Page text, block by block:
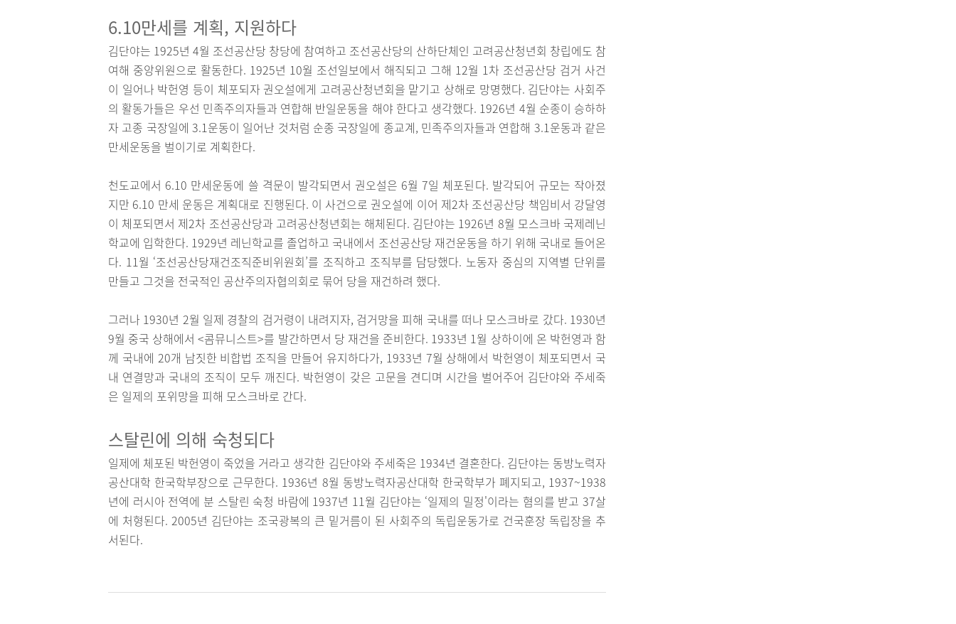
6.10만세를 계획, 지원하다
김단야는 1925년 4월 조선공산당 창당에 참여하고 조선공산당의 산하단체인 고려공산청년회 창립에도 참
여해 중앙위원으로 활동한다. 1925년 10월 조선일보에서 해직되고 그해 12월 1차 조선공산당 검거 사건
이 일어나 박헌영 등이 체포되자 권오설에게 고려공산청년회을 맡기고 상해로 망명했다. 김단야는 사회주
의 활동가들은 우선 민족주의자들과 연합해 반일운동을 해야 한다고 생각했다. 1926년 4월 순종이 승하하
자 고종 국장일에 3.1운동이 일어난 것처럼 순종 국장일에 종교계, 민족주의자들과 연합해 3.1운동과 같은
만세운동을 벌이기로 계획한다.
천도교에서 6.10 만세운동에 쓸 격문이 발각되면서 권오설은 6월 7일 체포된다. 발각되어 규모는 작아졌
지만 6.10 만세 운동은 계획대로 진행된다. 이 사건으로 권오설에 이어 제2차 조선공산당 책임비서 강달영
이 체포되면서 제2차 조선공산당과 고려공산청년회는 해체된다. 김단야는 1926년 8월 모스크바 국제레닌
학교에 입학한다. 1929년 레닌학교를 졸업하고 국내에서 조선공산당 재건운동을 하기 위해 국내로 들어온
다. 11월 ‘조선공산당재건조직준비위원회’를 조직하고 조직부를 담당했다. 노동자 중심의 지역별 단위를
만들고 그것을 전국적인 공산주의자협의회로 묶어 당을 재건하려 했다.
그러나 1930년 2월 일제 경찰의 검거령이 내려지자, 검거망을 피해 국내를 떠나 모스크바로 갔다. 1930년
9월 중국 상해에서 <콤뮤니스트>를 발간하면서 당 재건을 준비한다. 1933년 1월 상하이에 온 박헌영과 함
께 국내에 20개 남짓한 비합법 조직을 만들어 유지하다가, 1933년 7월 상해에서 박헌영이 체포되면서 국
내 연결망과 국내의 조직이 모두 깨진다. 박헌영이 갖은 고문을 견디며 시간을 벌어주어 김단야와 주세죽
은 일제의 포위망을 피해 모스크바로 간다.
스탈린에 의해 숙청되다
일제에 체포된 박헌영이 죽었을 거라고 생각한 김단야와 주세죽은 1934년 결혼한다. 김단야는 동방노력자
공산대학 한국학부장으로 근무한다. 1936년 8월 동방노력자공산대학 한국학부가 폐지되고, 1937~1938
년에 러시아 전역에 분 스탈린 숙청 바람에 1937년 11월 김단야는 ‘일제의 밀정'이라는 혐의를 받고 37살
에 처형된다. 2005년 김단야는 조국광복의 큰 밑거름이 된 사회주의 독립운동가로 건국훈장 독립장을 추
서된다.